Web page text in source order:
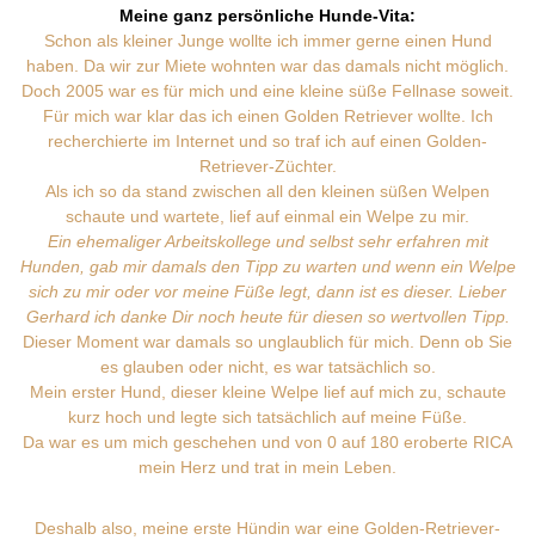
Meine ganz persönliche Hunde-Vita:
Schon als kleiner Junge wollte ich immer gerne einen Hund
haben. Da wir zur Miete wohnten war das damals nicht möglich.
Doch 2005 war es für mich und eine kleine süße Fellnase soweit.
Für mich war klar das ich einen Golden Retriever wollte. Ich
recherchierte im Internet und so traf ich auf einen Golden-
Retriever-Züchter.
Als ich so da stand zwischen all den kleinen süßen Welpen
schaute und wartete, lief auf einmal ein Welpe zu mir.
Ein ehemaliger Arbeitskollege und selbst sehr erfahren mit
Hunden, gab mir damals den Tipp zu warten und wenn ein Welpe
sich zu mir oder vor meine Füße legt, dann ist es dieser. Lieber
Gerhard ich danke Dir noch heute für diesen so wertvollen Tipp.
Dieser Moment war damals so unglaublich für mich. Denn ob Sie
es glauben oder nicht, es war tatsächlich so.
Mein erster Hund, dieser kleine Welpe lief auf mich zu, schaute
kurz hoch und legte sich tatsächlich auf meine Füße.
Da war es um mich geschehen und von 0 auf 180 eroberte RICA
mein Herz und trat in mein Leben.
Deshalb also, meine erste Hündin war eine Golden-Retriever-